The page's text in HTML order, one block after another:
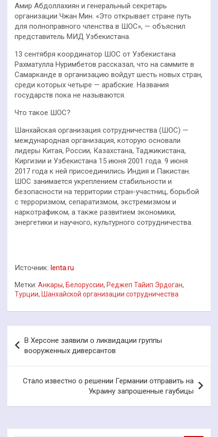
Амир Абдоллахиян и генеральный секретарь
организации Чжан Мин. «Это открывает стране путь
для полноправного членства в ШОС», — объяснил
представитель МИД Узбекистана.
13 сентября координатор ШОС от Узбекистана
Рахматулла Нуримбетов рассказал, что на саммите в
Самарканде в организацию войдут шесть новых стран,
среди которых четыре — арабские. Названия
государств пока не называются.
Что такое ШОС?
Шанхайская организация сотрудничества (ШОС) —
международная организация, которую основали
лидеры Китая, России, Казахстана, Таджикистана,
Киргизии и Узбекистана 15 июня 2001 года. 9 июня
2017 года к ней присоединились Индия и Пакистан.
ШОС занимается укреплением стабильности и
безопасности на территории стран-участниц, борьбой
с терроризмом, сепаратизмом, экстремизмом и
наркотрафиком, а также развитием экономики,
энергетики и научного, культурного сотрудничества.
Источник: lenta.ru
Метки: Анкары, Белоруссии, Реджеп Тайип Эрдоган,
Турции, Шанхайской организации сотрудничества
по
записям
В Херсоне заявили о ликвидации группы
вооруженных диверсантов
Стало известно о решении Германии отправить на
Украину запрошенные гаубицы